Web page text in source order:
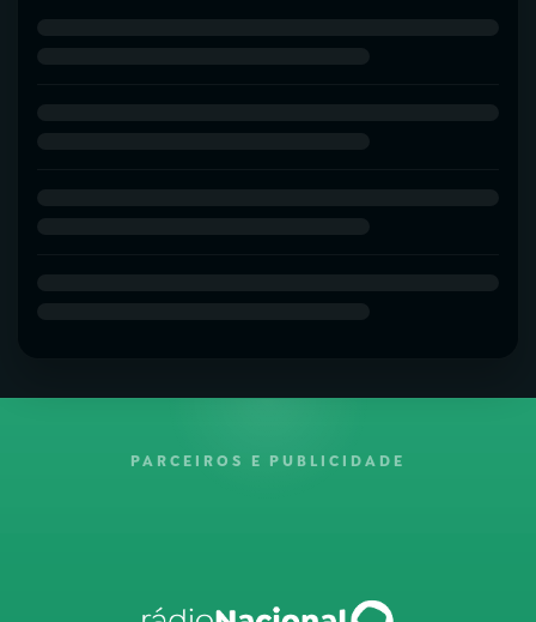
PARCEIROS E PUBLICIDADE